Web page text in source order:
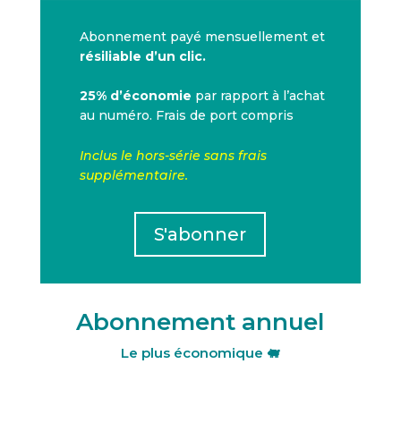
Abonnement payé mensuellement et
résiliable d’un clic.
25% d’économie par rapport à l’achat
au numéro. Frais de port compris
Inclus le hors-série sans frais
supplémentaire.
S'abonner
Abonnement annuel
Le plus économique 🐖